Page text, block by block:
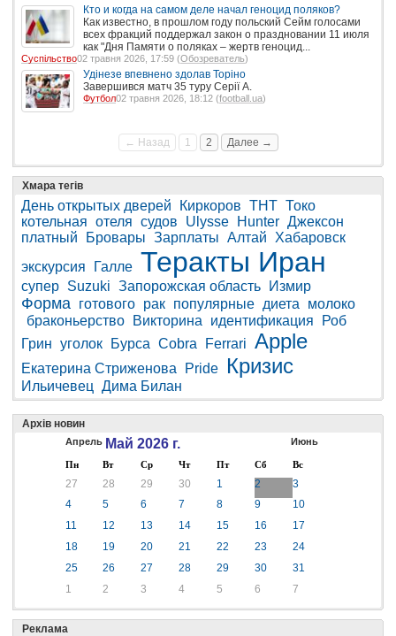
Кто и когда на самом деле начал геноцид поляков?
Как известно, в прошлом году польский Сейм голосами
всех фракций поддержал закон о праздновании 11 июля
как "Дня Памяти о поляках – жертв геноцид...
Суспільство02 травня 2026, 17:59 (Обозреватель)
Удінезе впевнено здолав Торіно
Завершився матч 35 туру Серії А.
Футбол02 травня 2026, 18:12 (football.ua)
← Назад 1 2 Далее →
Хмара тегів
День открытых дверей Киркоров ТНТ Токо
котельная отеля судов Ulysse Hunter Джексон
платный
Бровары Зарплаты Алтай
Хабаровск
экскурсия
Галле Теракты Иран
супер Suzuki Запорожская область Измир
Форма готового рак популярные диета
молоко
браконьерство
Викторина идентификация
Роб
Грин уголок Бурса Cobra Ferrari Apple
Екатерина Стриженова Pride Кризис
Ильичевец Дима Билан
Архів новин
Апрель Май 2026 г. Июнь
Пн Вт Ср Чт Пт Сб Вс
27 28 29 30 1 2
3
4
5 6 7 8 9
10
11
12 13 14 15 16
17
18
19 20 21 22 23
24
25
26 27 28 29 30
31
1
2 3 4 5 6 7
Реклама